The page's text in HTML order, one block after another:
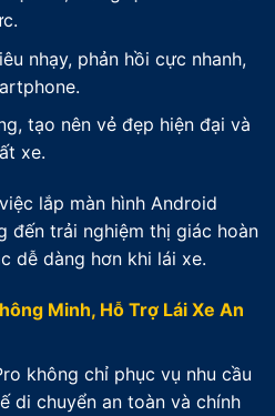
nhạy, phản hồi cực nhanh,
tạo nên vẻ đẹp hiện đại và
xe.
lắp màn hình Android
đến trải nghiệm thị giác hoàn
dễ dàng hơn khi lái xe.
Minh, Hỗ Trợ Lái Xe An
không chỉ phục vụ nhu cầu
di chuyển an toàn và chính